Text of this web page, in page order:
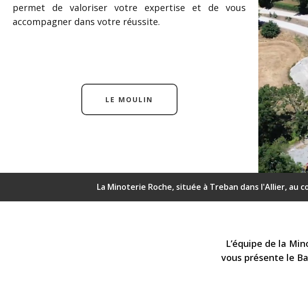
permet de valoriser votre expertise et de vous
accompagner dans votre réussite.
LE MOULIN
La Minoterie Roche, située à Treban dans l'Allier,
L’équipe de la
vous présente le